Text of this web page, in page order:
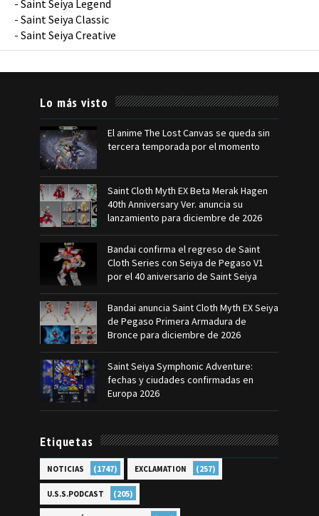
- Saint Seiya Legend
- Saint Seiya Classic
- Saint Seiya Creative
Lo más visto
El anime The Lost Canvas se queda sin
tercera temporada por el momento
Saint Cloth Myth EX Beta Merak Hagen
40th Anniversary Ver. anuncia su
lanzamiento para diciembre de 2026
Bandai confirma el regreso de Saint
Cloth Series con Seiya de Pegaso V1
por el 40 aniversario de Saint Seiya
Bandai anuncia Saint Cloth Myth EX Seiya
de Pegaso Primera Armadura de
Bronce para diciembre de 2026
Saint Seiya Symphonic Adventure:
fechas y ciudades confirmadas en
Europa 2026
Etiquetas
NOTICIAS (1747) EXCLAMATION (257)
U.S.S.PODCAST (205)